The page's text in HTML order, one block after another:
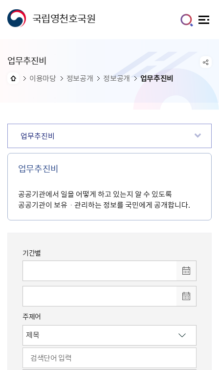
국립영천호국원
업무추진비
이용마당 정보공개 정보공개 업무추진비
업무추진비
업무추진비
공공기관에서 일을 어떻게 하고 있는지 알 수 있도록
공공기관이 보유ㆍ관리하는 정보를 국민에게 공개합니다.
기간별
주제어